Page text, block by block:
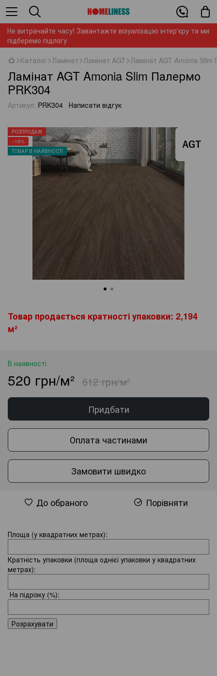
Не витрачайте часу! Завантажте візуалізацію інтер'єру та ми
підберемо підлогу
Каталог Ламінат Ламінат AGT Ламінат AGT Amonia Slim
Ламінат AGT Amonia Slim Палермо
PRK304
Артикул: PRK304 Написати відгук
РОЗПРОДАЖ
−15%
ТОВАР В НАЯВНОСТІ
Товар продається кратності упаковки: 2,194
м²
В наявності
520 грн/м² 612 грн/м²
Придбати
Оплата частинами
Замовити швидко
До обраного Порівняти
Площа (у квадратних метрах):
Кратність упаковки (площа однієї упаковки у квадратних
метрах):
На підрізку (%):
Розрахувати